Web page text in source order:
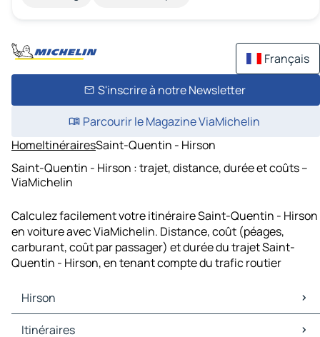
Français
S'inscrire à notre Newsletter
Parcourir le Magazine ViaMichelin
HomeItinérairesSaint-Quentin - Hirson
Saint-Quentin - Hirson : trajet, distance, durée et coûts –
ViaMichelin
Calculez facilement votre itinéraire Saint-Quentin - Hirson
en voiture avec ViaMichelin. Distance, coût (péages,
carburant, coût par passager) et durée du trajet Saint-
Quentin - Hirson, en tenant compte du trafic routier
Hirson
Hirson Cartes et plans
Itinéraires